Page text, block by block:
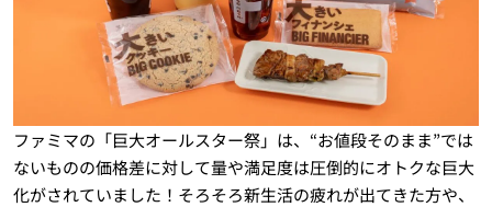
ファミマの「巨大オールスター祭」は、“お値段そのまま”では
ないものの価格差に対して量や満足度は圧倒的にオトクな巨大
化がされていました！そろそろ新生活の疲れが出てきた方や、